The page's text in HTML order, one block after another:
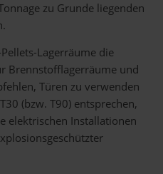
zu Grunde liegenden
Lagerräume die
Brennstofflagerräume und
Türen zu verwenden
(bzw. T90) entsprechen,
elektrischen Installationen